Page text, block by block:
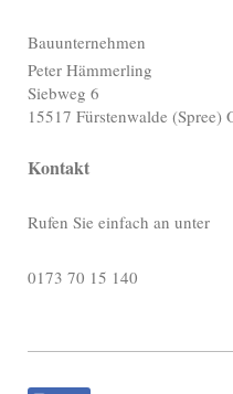
Bauunternehmen
Peter Hämmerling
Siebweg 6
15517 Fürstenwalde (Spree)
Kontakt
Rufen Sie einfach an unter
0173 70 15 140